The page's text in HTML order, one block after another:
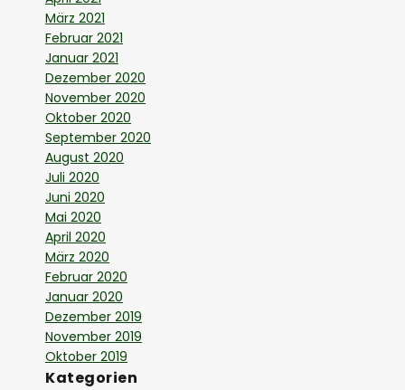
März 2021
Februar 2021
Januar 2021
Dezember 2020
November 2020
Oktober 2020
September 2020
August 2020
Juli 2020
Juni 2020
Mai 2020
April 2020
März 2020
Februar 2020
Januar 2020
Dezember 2019
November 2019
Oktober 2019
Kategorien